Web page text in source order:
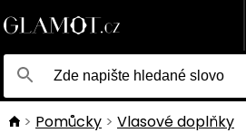
Pomůcky Vlasové doplňky